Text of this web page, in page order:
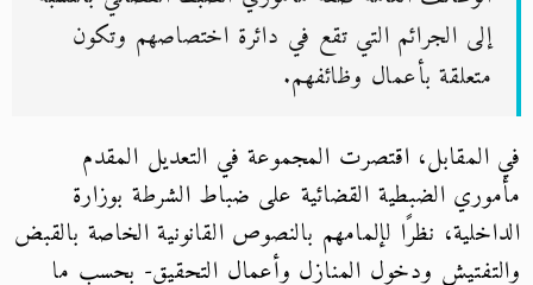
إلى الجرائم التي تقع في دائرة اختصاصهم وتكون
متعلقة بأعمال وظائفهم.
في المقابل، اقتصرت المجموعة في التعديل المقدم
مأموري الضبطية القضائية على ضباط الشرطة بوزارة
الداخلية، نظرًا لإلمامهم بالنصوص القانونية الخاصة بالقبض
والتفتيش ودخول المنازل وأعمال التحقيق- بحسب ما